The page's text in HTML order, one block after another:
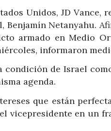
Unidos, JD
Benjamín Netanyahu.
armado en Medio
informaron
condición de Israel
agenda.
que están
vicepresidente en un